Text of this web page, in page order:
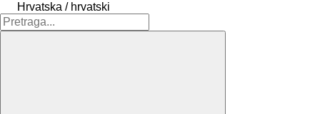
Hrvatska / hrvatski